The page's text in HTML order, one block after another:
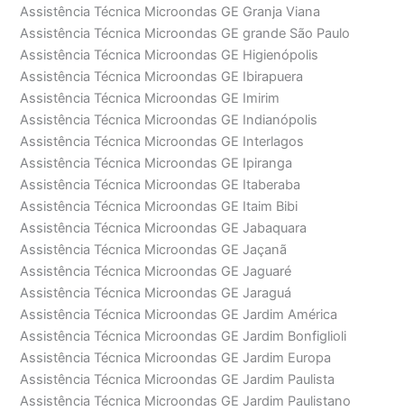
Assistência Técnica Microondas GE Granja Viana
Assistência Técnica Microondas GE grande São Paulo
Assistência Técnica Microondas GE Higienópolis
Assistência Técnica Microondas GE Ibirapuera
Assistência Técnica Microondas GE Imirim
Assistência Técnica Microondas GE Indianópolis
Assistência Técnica Microondas GE Interlagos
Assistência Técnica Microondas GE Ipiranga
Assistência Técnica Microondas GE Itaberaba
Assistência Técnica Microondas GE Itaim Bibi
Assistência Técnica Microondas GE Jabaquara
Assistência Técnica Microondas GE Jaçanã
Assistência Técnica Microondas GE Jaguaré
Assistência Técnica Microondas GE Jaraguá
Assistência Técnica Microondas GE Jardim América
Assistência Técnica Microondas GE Jardim Bonfiglioli
Assistência Técnica Microondas GE Jardim Europa
Assistência Técnica Microondas GE Jardim Paulista
Assistência Técnica Microondas GE Jardim Paulistano